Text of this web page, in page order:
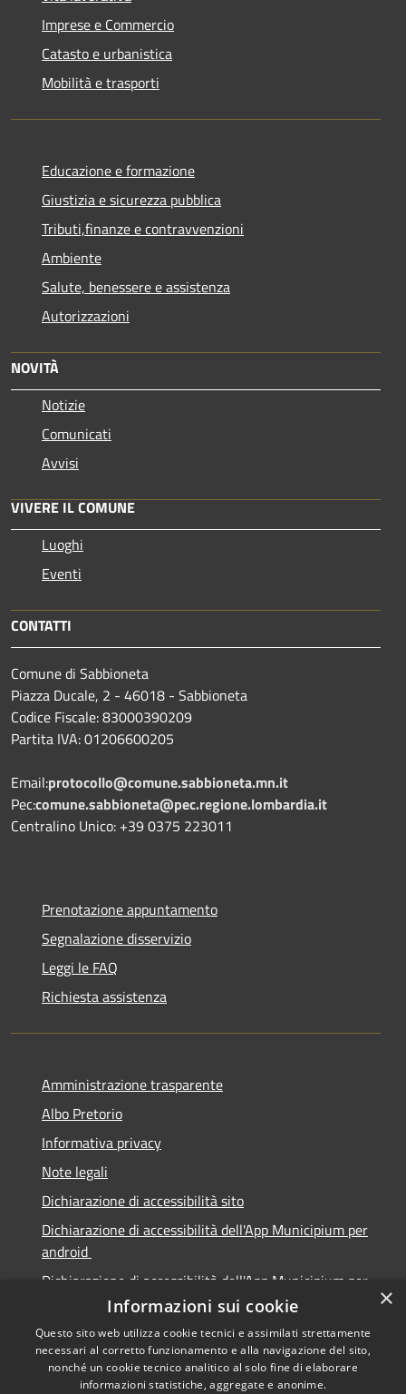
Imprese e Commercio
Catasto e urbanistica
Mobilità e trasporti
Educazione e formazione
Giustizia e sicurezza pubblica
Tributi,finanze e contravvenzioni
Ambiente
Salute, benessere e assistenza
Autorizzazioni
NOVITÀ
Notizie
Comunicati
Avvisi
VIVERE IL COMUNE
Luoghi
Eventi
CONTATTI
Comune di Sabbioneta
Piazza Ducale, 2 - 46018 - Sabbioneta
Codice Fiscale: 83000390209
Partita IVA: 01206600205
Email:protocollo@comune.sabbioneta.mn.it
Pec:comune.sabbioneta@pec.regione.lombardia.it
Centralino Unico: +39 0375 223011
Prenotazione appuntamento
Segnalazione disservizio
Leggi le FAQ
Richiesta assistenza
Amministrazione trasparente
Albo Pretorio
Informativa privacy
Note legali
Dichiarazione di accessibilità sito
Dichiarazione di accessibilità dell'App Municipium per
android
Dichiarazione di accessibilità dell'App Municipium per
×
Informazioni sui cookie
Questo sito web utilizza cookie tecnici e assimilati strettamente
necessari al corretto funzionamento e alla navigazione del sito,
nonché un cookie tecnico analitico al solo fine di elaborare
informazioni statistiche, aggregate e anonime.